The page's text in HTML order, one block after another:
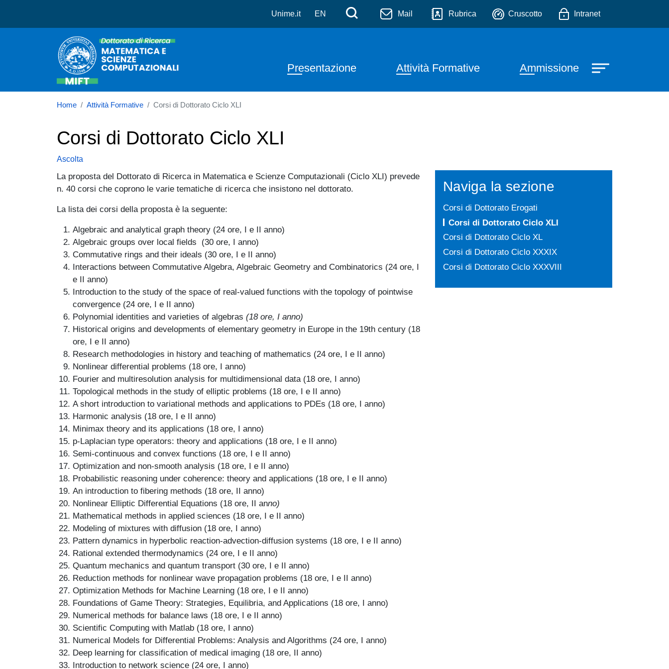
Salta al contenuto principale
Dottorato in Matematica e Scienze Computazionali
Unime.it EN Menù di servizio
Cerca Mail Rubrica Cruscotto Intranet
Navigazione principale
Presentazione Attività Formative Ammissione
Home Attività Formative Corsi di Dottorato Ciclo XLI
Corsi di Dottorato Ciclo XLI
Ascolta
La proposta del Dottorato di Ricerca in Matematica e Scienze Computazionali (Ciclo XLI) prevede
n. 40 corsi che coprono le varie tematiche di ricerca che insistono nel dottorato.
La lista dei corsi della proposta è la seguente:
Algebraic and analytical graph theory (24 ore, I e II anno)
Algebraic groups over local fields (30 ore, I anno)
Commutative rings and their ideals (30 ore, I e II anno)
Interactions between Commutative Algebra, Algebraic Geometry and Combinatorics (24 ore, I
e II anno)
Introduction to the study of the space of real-valued functions with the topology of pointwise
convergence (24 ore, I e II anno)
Polynomial identities and varieties of algebras (18 ore, I anno)
Historical origins and developments of elementary geometry in Europe in the 19th century (18
ore, I e II anno)
Research methodologies in history and teaching of mathematics (24 ore, I e II anno)
Nonlinear differential problems (18 ore, I anno)
Fourier and multiresolution analysis for multidimensional data (18 ore, I anno)
Topological methods in the study of elliptic problems (18 ore, I e II anno)
A short introduction to variational methods and applications to PDEs (18 ore, I anno)
Harmonic analysis (18 ore, I e II anno)
Minimax theory and its applications (18 ore, I anno)
p-Laplacian type operators: theory and applications (18 ore, I e II anno)
Semi-continuous and convex functions (18 ore, I e II anno)
Optimization and non-smooth analysis (18 ore, I e II anno)
Probabilistic reasoning under coherence: theory and applications (18 ore, I e II anno)
An introduction to fibering methods (18 ore, II anno)
Nonlinear Elliptic Differential Equations (18 ore, II anno)
Mathematical methods in applied sciences (18 ore, I e II anno)
Modeling of mixtures with diffusion (18 ore, I anno)
Pattern dynamics in hyperbolic reaction-advection-diffusion systems (18 ore, I e II anno)
Rational extended thermodynamics (24 ore, I e II anno)
Quantum mechanics and quantum transport (30 ore, I e II anno)
Reduction methods for nonlinear wave propagation problems (18 ore, I e II anno)
Optimization Methods for Machine Learning (18 ore, I e II anno)
Foundations of Game Theory: Strategies, Equilibria, and Applications (18 ore, I anno)
Numerical methods for balance laws (18 ore, I e II anno)
Scientific Computing with Matlab (18 ore, I anno)
Numerical Models for Differential Problems: Analysis and Algorithms (24 ore, I anno)
Deep learning for classification of medical imaging (18 ore, II anno)
Introduction to network science (24 ore, I anno)
Naviga la sezione
Corsi di Dottorato Erogati
Corsi di Dottorato Ciclo XLI
Corsi di Dottorato Ciclo XL
Corsi di Dottorato Ciclo XXXIX
Corsi di Dottorato Ciclo XXXVIII